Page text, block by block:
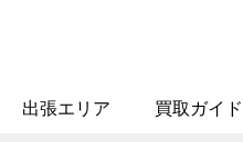
出張エリア 買取ガイド